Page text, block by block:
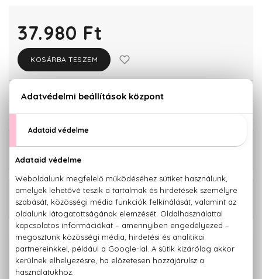
37.980 Ft
KOSÁRBA TESZEM
Törzsvásárlóknak csak:36.081 Ft
Bleu De Chanel Eau De Parfum
53.340 Ft -
Bleu De Chanel Parfum
53.340 Ft -
tól
100% eredeti termékek,14 napos visszaküldési garanciával